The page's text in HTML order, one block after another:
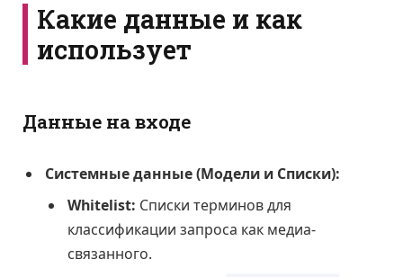
Какие данные и как
использует
Данные на входе
Системные данные (Модели и Списки):
Whitelist: Списки терминов для
классификации запроса как медиа-
связанного.